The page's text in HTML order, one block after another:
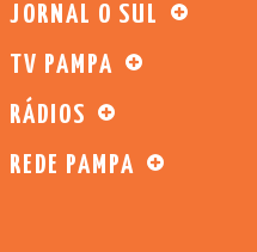
JORNAL O SUL
TV PAMPA
RÁDIOS
REDE PAMPA